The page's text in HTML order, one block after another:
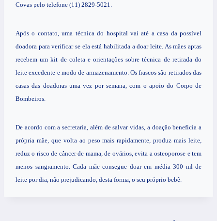
Covas pelo telefone (11) 2829-5021.
Após o contato, uma técnica do hospital vai até a casa da possível
doadora para verificar se ela está habilitada a doar leite. As mães aptas
recebem um kit de coleta e orientações sobre técnica de retirada do
leite excedente e modo de armazenamento. Os frascos são retirados das
casas das doadoras uma vez por semana, com o apoio do Corpo de
Bombeiros.
De acordo com a secretaria, além de salvar vidas, a doação beneficia a
própria mãe, que volta ao peso mais rapidamente, produz mais leite,
reduz o risco de câncer de mama, de ovários, evita a osteoporose e tem
menos sangramento. Cada mãe consegue doar em média 300 ml de
leite por dia, não prejudicando, desta forma, o seu próprio bebê.